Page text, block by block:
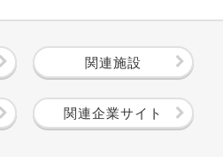
関連施設
関連企業サイト